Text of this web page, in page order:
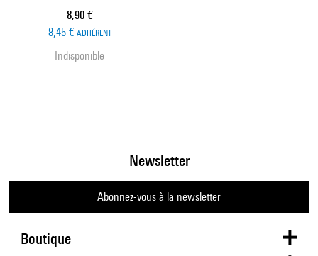
Prix ​​actuel
8,90 €
8,45 € ADHÉRENT
Indisponible
Boutique
Newsletter
Abonnez-vous à la newsletter